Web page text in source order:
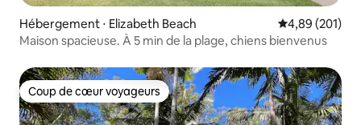
Hébergement ⋅ Elizabeth Beach Évaluation
4,89 (201)
Maison spacieuse. À 5 min de la plage, chiens bienvenus
Coup de cœur voyageurs
Coup de cœur voyageurs